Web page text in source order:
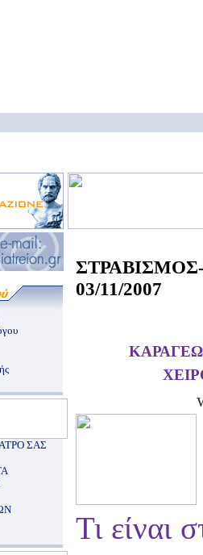
ΣΑΣ
03/11/2007
Τι είναι